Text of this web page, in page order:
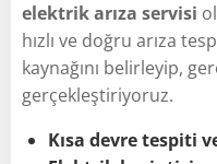
elektrik arıza servisi
hızlı ve doğru arıza
kaynağını belirleyip,
gerçekleştiriyoruz.
Kısa devre tespiti